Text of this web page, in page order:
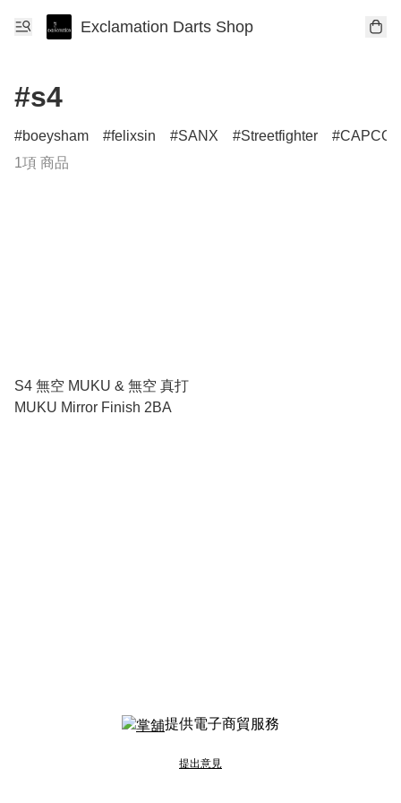
Exclamation Darts Shop
#s4
boeysham felixsin SANX Streetfighter
1項 商品
S4 無空 MUKU & 無空 真打
MUKU Mirror Finish 2BA
提供電子商貿服務
提出意見